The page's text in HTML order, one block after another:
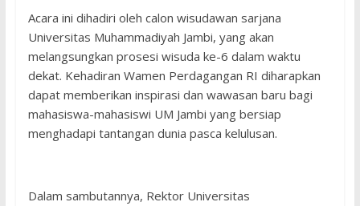
Acara ini dihadiri oleh calon wisudawan sarjana
Universitas Muhammadiyah Jambi, yang akan
melangsungkan prosesi wisuda ke-6 dalam waktu
dekat. Kehadiran Wamen Perdagangan RI diharapkan
dapat memberikan inspirasi dan wawasan baru bagi
mahasiswa-mahasiswi UM Jambi yang bersiap
menghadapi tantangan dunia pasca kelulusan.
Dalam sambutannya, Rektor Universitas